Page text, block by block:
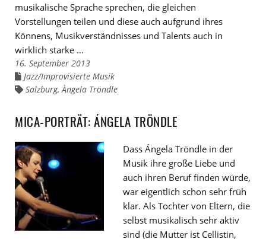
musikalische Sprache sprechen, die gleichen
Vorstellungen teilen und diese auch aufgrund ihres
Könnens, Musikverständnisses und Talents auch in
wirklich starke …
16. September 2013
Links
zu
den
Jazz/Improvisierte Musik
Links
Salzburg, Àngela Tröndle
MICA-PORTRÄT: ÁNGELA TRÖNDLE
Dass Ángela Tröndle in der
Musik ihre große Liebe und
auch ihren Beruf finden würde,
war eigentlich schon sehr früh
klar. Als Tochter von Eltern, die
selbst musikalisch sehr aktiv
sind (die Mutter ist Cellistin,